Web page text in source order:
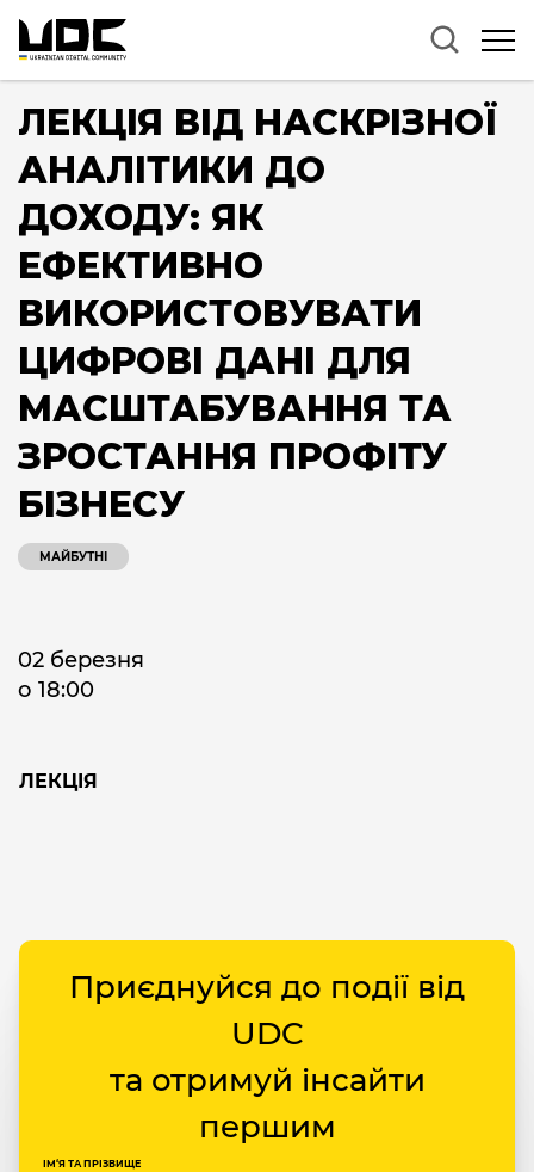
ЛЕКЦІЯ ВІД НАСКРІЗНОЇ
АНАЛІТИКИ ДО
ДОХОДУ: ЯК
ЕФЕКТИВНО
ВИКОРИСТОВУВАТИ
ЦИФРОВІ ДАНІ ДЛЯ
МАСШТАБУВАННЯ ТА
ЗРОСТАННЯ ПРОФІТУ
БІЗНЕСУ
МАЙБУТНІ
02 березня
о 18:00
ЛЕКЦІЯ
Приєднуйся до події від
UDC
та отримуй інсайти
першим
ІМ‘Я ТА ПРІЗВИЩЕ